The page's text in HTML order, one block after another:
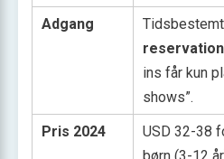
Adgang
ins får kun
shows”.
Pris 2024
USD 32-38